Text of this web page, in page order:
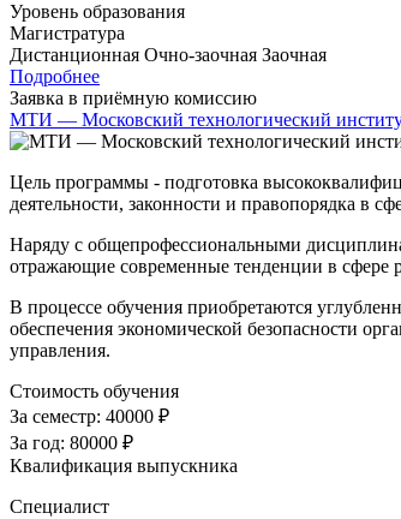
Уровень образования
Магистратура
Дистанционная Очно-заочная Заочная
Подробнее
Заявка в приёмную комиссию
МТИ — Московский технологический
Цель программы - подготовка
деятельности, законности и правопорядка в
Наряду с общепрофессиональными
отражающие современные тенденции в сфере
В процессе обучения приобретаются
обеспечения экономической безопасности
управления.
Стоимость обучения
За семестр: 40000 ₽
За год: 80000 ₽
Квалификация выпускника
Специалист